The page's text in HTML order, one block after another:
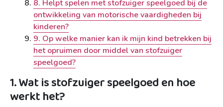
8. Helpt spelen met stofzuiger speelgoed bij de
ontwikkeling van motorische vaardigheden bij
kinderen?
9. Op welke manier kan ik mijn kind betrekken bij
het opruimen door middel van stofzuiger
speelgoed?
1. Wat is stofzuiger speelgoed en hoe
werkt het?